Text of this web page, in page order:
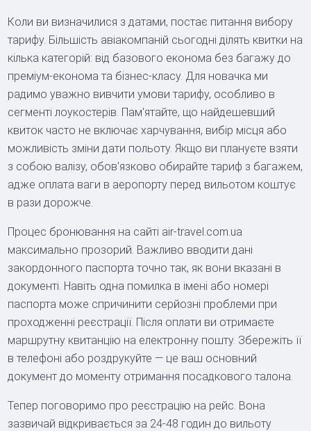
Коли ви визначилися з датами, постає питання вибору
тарифу. Більшість авіакомпаній сьогодні ділять квитки на
кілька категорій: від базового економа без багажу до
преміум-економа та бізнес-класу. Для новачка ми
радимо уважно вивчити умови тарифу, особливо в
сегменті лоукостерів. Пам'ятайте, що найдешевший
квиток часто не включає харчування, вибір місця або
можливість зміни дати польоту. Якщо ви плануєте взяти
з собою валізу, обов'язково обирайте тариф з багажем,
адже оплата ваги в аеропорту перед вильотом коштує
в рази дорожче.
Процес бронювання на сайті air-travel.com.ua
максимально прозорий. Важливо вводити дані
закордонного паспорта точно так, як вони вказані в
документі. Навіть одна помилка в імені або номері
паспорта може спричинити серйозні проблеми при
проходженні реєстрації. Після оплати ви отримаєте
маршрутну квитанцію на електронну пошту. Збережіть її
в телефоні або роздрукуйте — це ваш основний
документ до моменту отримання посадкового талона.
Тепер поговоримо про реєстрацію на рейс. Вона
зазвичай відкривається за 24-48 годин до вильоту